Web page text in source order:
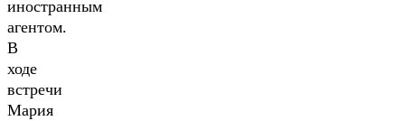
иностранным
агентом.
В
ходе
встречи
Мария